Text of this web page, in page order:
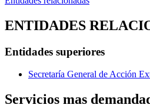
ENTIDADES
Entidades superiores
Secretaría General de Acción
Servicios mas